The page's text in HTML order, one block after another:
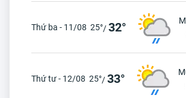
Thứ ba - 11/08 25°/32°
Thứ tư - 12/08 25°/33°